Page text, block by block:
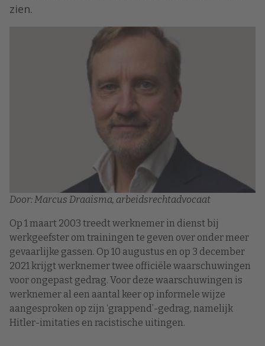
zien.
Door: Marcus Draaisma, arbeidsrechtadvocaat
Op 1 maart 2003 treedt werknemer in dienst bij
werkgeefster om trainingen te geven over onder meer
gevaarlijke gassen. Op 10 augustus en op 3 december
2021 krijgt werknemer twee officiële waarschuwingen
voor ongepast gedrag. Voor deze waarschuwingen is
werknemer al een aantal keer op informele wijze
aangesproken op zijn ‘grappend’-gedrag, namelijk
Hitler-imitaties en racistische uitingen.